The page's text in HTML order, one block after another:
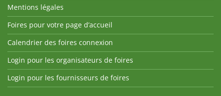
Mentions légales
Foires pour votre page d’accueil
Calendrier des foires connexion
Login pour les organisateurs de foires
Login pour les fournisseurs de foires